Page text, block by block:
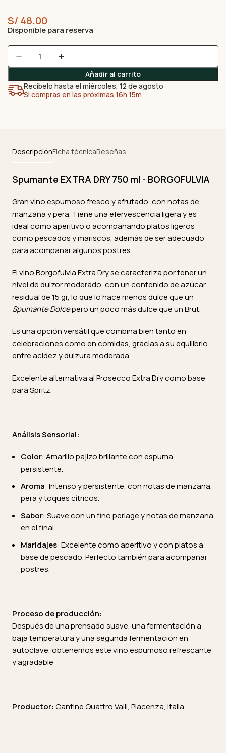
S/ 48.00
Disponible para reserva
Añadir al carrito
Recíbelo hasta el miércoles, 12 de agosto
Si compras en las próximas 16h 15m
DescripciónFicha técnicaReseñas
Spumante EXTRA DRY 750 ml - BORGOFULVIA
Gran vino espumoso fresco y afrutado, con notas de
manzana y pera. Tiene una efervescencia ligera y es
ideal como aperitivo o acompañando platos ligeros
como pescados y mariscos, además de ser adecuado
para acompañar algunos postres.
El vino Borgofulvia Extra Dry se caracteriza por tener un
nivel de dulzor moderado, con un contenido de azúcar
residual de 15 gr, lo que lo hace menos dulce que un
Spumante Dolcepero un poco más dulce que un Brut.
Es una opción versátil que combina bien tanto en
celebraciones como en comidas, gracias a su equilibrio
entre acidez y dulzura moderada.
Excelente alternativa al Prosecco Extra Dry como base
para Spritz.
Análisis Sensorial:
Color: Amarillo pajizo brillante con espuma
persistente.
Aroma: Intenso y persistente, con notas de manzana,
pera y toques cítricos.
Sabor: Suave con un fino perlage y notas de manzana
en el final.
Maridajes: Excelente como aperitivo y con platos a
base de pescado. Perfecto también para acompañar
postres.
Proceso de producción:
Después de una prensado suave, una fermentación a
baja temperatura y una segunda fermentación en
autoclave, obtenemos este vino espumoso refrescante
y agradable
Productor:Cantine Quattro Valli, Piacenza, Italia.